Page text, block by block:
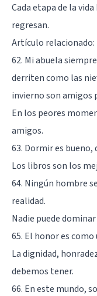
Cada etapa de la
regresan.
Artículo relacionado:
62. Mi abuela
derriten como las
invierno son amigos
En los peores
amigos.
63. Dormir es
Los libros son los
64. Ningún hombre
realidad.
Nadie puede
65. El honor es
La dignidad,
debemos tener.
66. En este mundo,